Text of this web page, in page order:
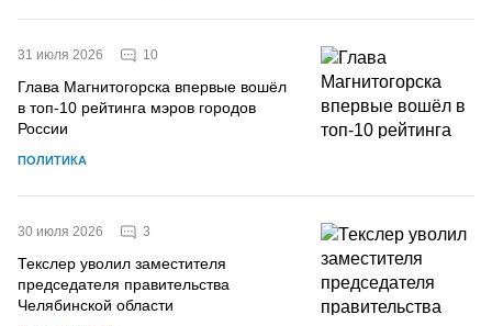
31 июля 2026 10
Глава Магнитогорска впервые вошёл
в топ-10 рейтинга мэров городов
России
ПОЛИТИКА
30 июля 2026 3
Текслер уволил заместителя
председателя правительства
Челябинской области